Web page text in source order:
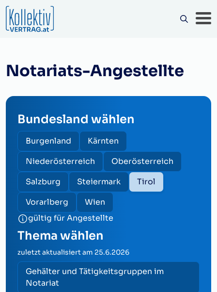
Notariats-Angestellte
Bundesland wählen
Burgenland
Kärnten
Niederösterreich
Oberösterreich
Salzburg
Steiermark
Tirol
Vorarlberg
Wien
gültig für Angestellte
Thema wählen
zuletzt aktualisiert am 25.6.2026
Gehälter und Tätigkeitsgruppen im
Notariat